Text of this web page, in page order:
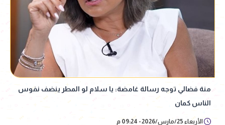
منة فضالي توجه رسالة غامضة: يا سلام لو المطر ينضف نفوس
الناس كمان
الأربعاء 25/مارس/2026 - 09:24 م